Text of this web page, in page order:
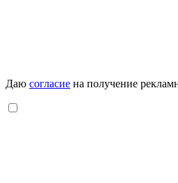
Даю согласие на получение